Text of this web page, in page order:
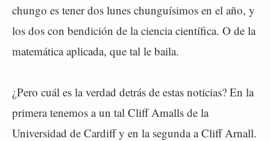
chungo es tener dos lunes chunguísimos en el año, y
los dos con bendición de la ciencia científica. O de la
matemática aplicada, que tal le baila.
¿Pero cuál es la verdad detrás de estas noticias? En la
primera tenemos a un tal Cliff Amalls de la
Universidad de Cardiff y en la segunda a Cliff Arnall.